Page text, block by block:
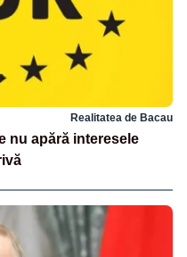
Realitatea de Bacau
nu apără interesele